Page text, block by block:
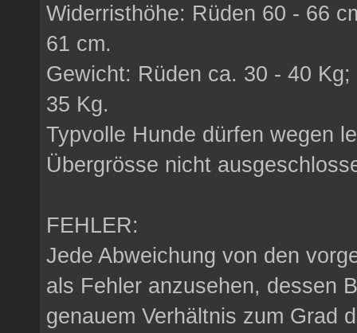
Widerristhöhe: Rüden 60 - 66
61 cm.
Gewicht: Rüden ca. 30 - 40
35 Kg.
Typvolle Hunde dürfen wegen
Übergrösse nicht
FEHLER:
Jede Abweichung von den
als Fehler anzusehen, dessen
genauem Verhältnis zum Grad